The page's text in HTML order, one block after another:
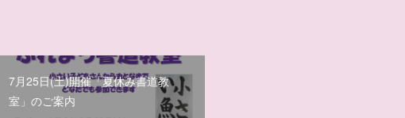
7月25日(土)開催「夏休み書道教
室」のご案内